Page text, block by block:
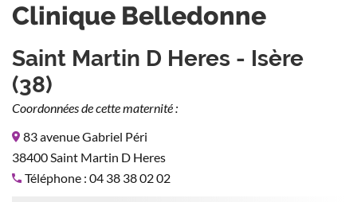
Clinique Belledonne
Saint Martin D Heres - Isère
(38)
Coordonnées de cette maternité :
83 avenue Gabriel Péri
38400 Saint Martin D Heres
Téléphone : 04 38 38 02 02